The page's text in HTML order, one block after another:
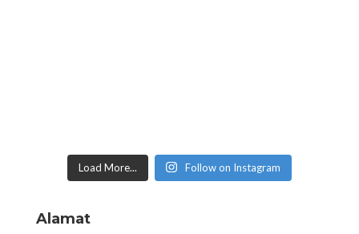
Load More... Follow on Instagram
Alamat